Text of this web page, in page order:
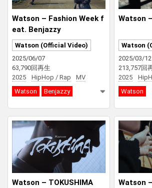
Watson – Fashion Week f
eat. Benjazzy
Watson (Official Video)
2025/06/07
63,790回再生
2025
HipHop / Rap
MV
Watson
Benjazzy
Watson
Watson
2025/03/12
213,757回
2025
Watson
Watson – TOKUSHIMA Watson